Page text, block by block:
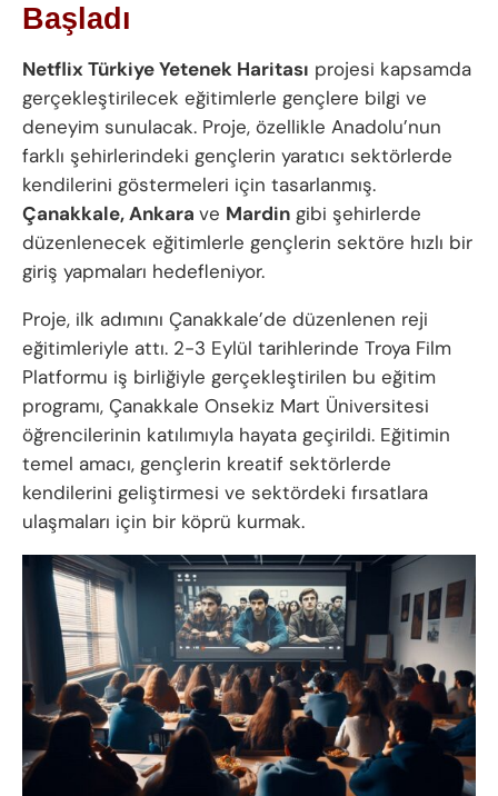
Başladı
Netflix Türkiye Yetenek Haritası projesi kapsamda
gerçekleştirilecek eğitimlerle gençlere bilgi ve
deneyim sunulacak. Proje, özellikle Anadolu’nun
farklı şehirlerindeki gençlerin yaratıcı sektörlerde
kendilerini göstermeleri için tasarlanmış.
Çanakkale, Ankara ve Mardin gibi şehirlerde
düzenlenecek eğitimlerle gençlerin sektöre hızlı bir
giriş yapmaları hedefleniyor.
Proje, ilk adımını Çanakkale’de düzenlenen reji
eğitimleriyle attı. 2-3 Eylül tarihlerinde Troya Film
Platformu iş birliğiyle gerçekleştirilen bu eğitim
programı, Çanakkale Onsekiz Mart Üniversitesi
öğrencilerinin katılımıyla hayata geçirildi. Eğitimin
temel amacı, gençlerin kreatif sektörlerde
kendilerini geliştirmesi ve sektördeki fırsatlara
ulaşmaları için bir köprü kurmak.